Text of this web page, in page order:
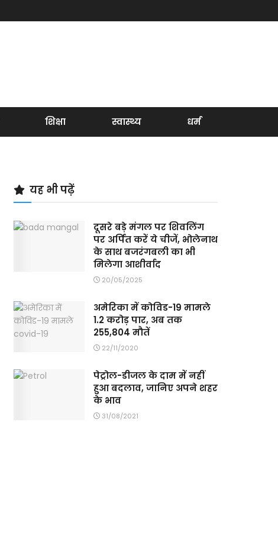
शिक्षा स्वास्थ्य धर्म
यह भी पढ़ें
दूसरे बड़े मंगल पर शिवलिंग
पर अर्पित करें ये चीजें, भोलेनाथ
के साथ बजरंगबली का भी
मिलेगा आशीर्वाद
20/05/2025
अमेरिका में कोविड-19 मामले
1.2 करोड़ पार, अब तक
255,804 मौतें
22/11/2020
पेट्रोल-डीजल के दाम में नहीं
हुआ बदलाव, जानिए अपने शहर
के भाव
31/08/2021